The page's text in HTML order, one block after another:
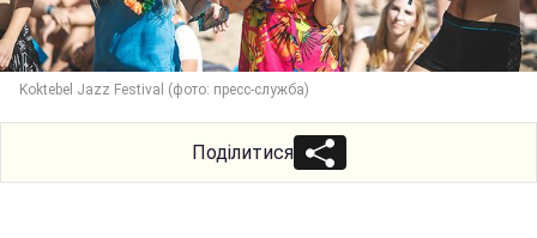
Koktebel Jazz Festival (фото: пресс-служба)
Поділитися